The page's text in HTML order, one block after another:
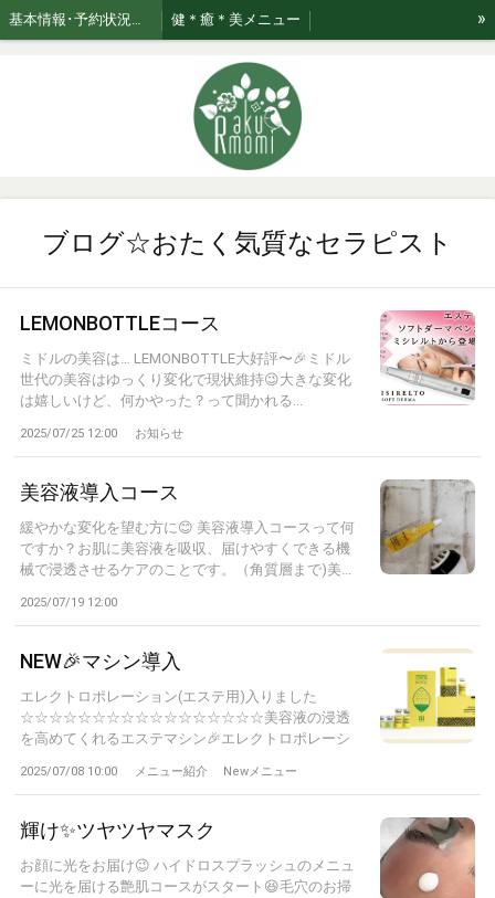
基本情報･予約状況・ページのご案内 健＊癒＊美メニュー
ご案内 セラピスト紹介
»
ブログ☆おたく気質なセラピスト
LEMONBOTTLEコース
ミドルの美容は… LEMONBOTTLE大好評〜🎉ミドル
世代の美容はゆっくり変化で現状維持😉大きな変化
は嬉しいけど、何かやった？って聞かれる...
2025/07/25 12:00 お知らせ
美容液導入コース
緩やかな変化を望む方に😊 美容液導入コースって何
ですか？お肌に美容液を吸収、届けやすくできる機
械で浸透させるケアのことです。（角質層まで)美...
2025/07/19 12:00
NEW🎉マシン導入
エレクトロポレーション(エステ用)入りました
☆☆☆☆☆☆☆☆☆☆☆☆☆☆☆☆☆美容液の浸透
を高めてくれるエステマシン🎉エレクトロポレーシ
2025/07/08 10:00 メニュー紹介 Newメニュー
輝け✨ツヤツヤマスク
お顔に光をお届け😉 ハイドロスプラッシュのメニュ
ーに光を届ける艶肌コースがスタート😆毛穴のお掃